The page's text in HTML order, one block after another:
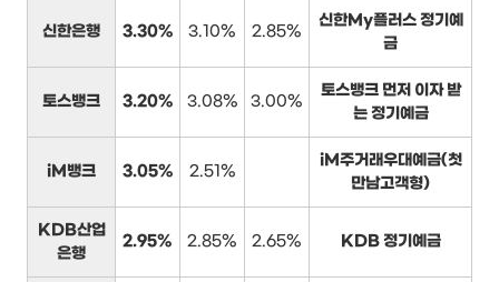
신한은행 3.30% 3.10% 2.85%
신한My플러스 정기예
금
토스뱅크 3.20% 3.08% 3.00%
토스뱅크 먼저 이자 받
는 정기예금
iM뱅크 3.05% 2.51%
iM주거래우대예금(첫
만남고객형)
KDB산업
은행
2.95% 2.85% 2.65% KDB 정기예금